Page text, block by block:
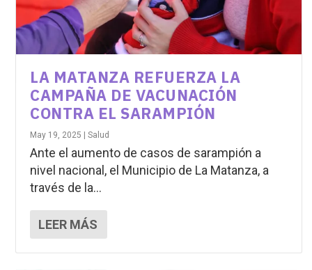
LA MATANZA REFUERZA LA
CAMPAÑA DE VACUNACIÓN
CONTRA EL SARAMPIÓN
May 19, 2025 |Salud
Ante el aumento de casos de sarampión a
nivel nacional, el Municipio de La Matanza, a
través de la...
LEER MÁS